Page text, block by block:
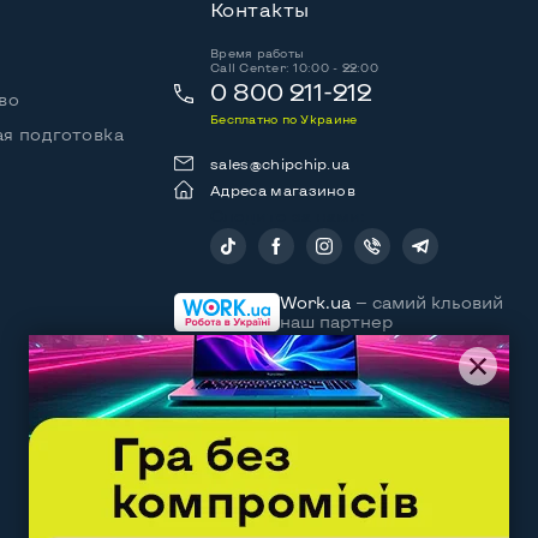
подготовка
Контакты
Время работы
Call Center: 10:00 - 22:00
0 800 211-212
Бесплатно по Украине
sales@chipchip.ua
Адреса магазинов
Work.ua — самий кльовий
наш партнер